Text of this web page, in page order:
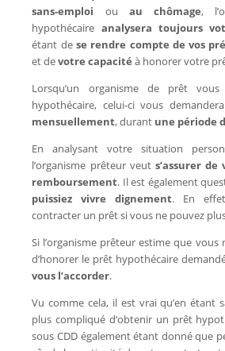
sans-emploi ou au chômage,
hypothécaire analysera toujours
étant de se rendre compte de vos
et devotre capacité à honorer votre
Lorsqu’un organisme de prêt
hypothécaire, celui-ci vous
mensuellement, durant une période
En analysant votre situation
l’organisme prêteur veut s’assurer
remboursement. Il est également
puissiez vivre dignement. En
contracter un prêt si vous ne pouvez
Si l’organisme prêteur estime que vous
d’honorer le prêt hypothécaire
vous l’accorder.
Vu comme cela, il est vrai qu’en étant
plus compliqué d’obtenir un prêt
sous CDD également étant donné que